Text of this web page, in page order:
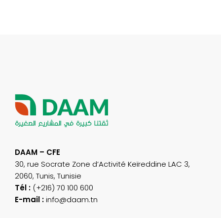
DAAM – CFE
30, rue Socrate Zone d’Activité Keïreddine LAC 3,
2060, Tunis, Tunisie
Tél : (+216) 70 100 600
E-mail :info@daam.tn